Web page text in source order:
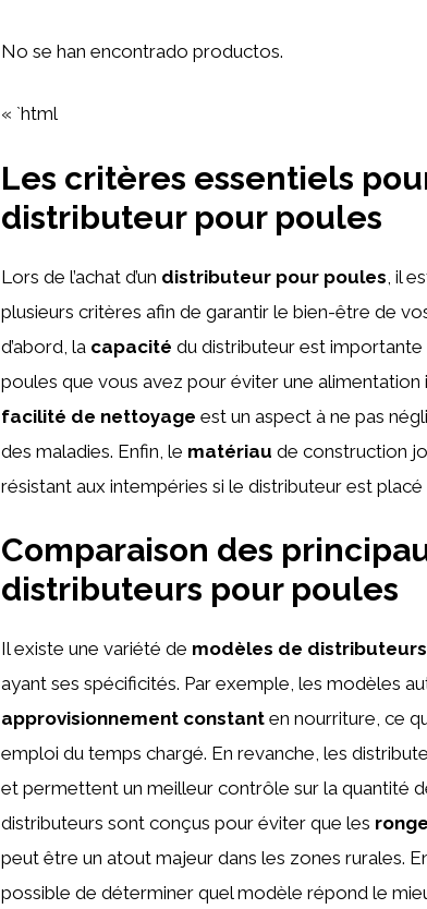
No se han encontrado productos.
« `html
Les critères essentiels
distributeur pour poules
Lors de l’achat d’un distributeur pour poules , il
plusieurs critères afin de garantir le bien-être de
d’abord, la capacité du distributeur est
poules que vous avez pour éviter une alimentation
facilité de nettoyage est un aspect à ne pas
des maladies. Enfin, le matériau de construction
résistant aux intempéries si le distributeur est placé
Comparaison des
distributeurs pour poules
Il existe une variété de modèles de
ayant ses spécificités. Par exemple, les modèles
approvisionnement constant en nourriture, ce
emploi du temps chargé. En revanche, les
et permettent un meilleur contrôle sur la quantité
distributeurs sont conçus pour éviter que les
peut être un atout majeur dans les zones rurales.
possible de déterminer quel modèle répond le